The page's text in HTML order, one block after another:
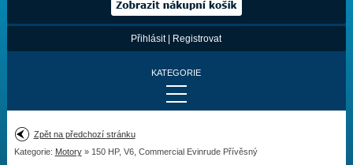
Přihlásit| Registrovat
KATEGORIE
Provedení:
Zpět na předchozí stránku
Kategorie: Motory» 150 HP, V6, Commercial Evinrude Přívěsný